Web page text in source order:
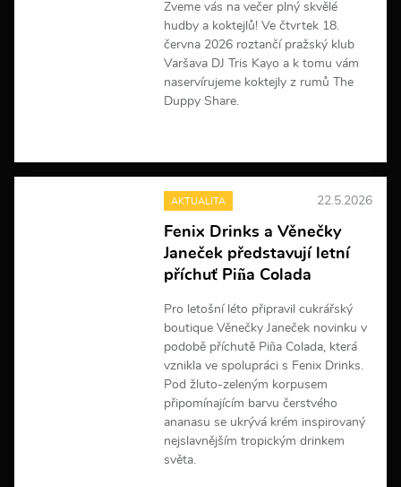
c
í
Zveme vás na večer plný skvělé
hudby a koktejlů! Ve čtvrtek 18.
června 2026 roztančí pražský klub
Varšava DJ Tris Kayo a k tomu vám
naservírujeme koktejly z rumů The
Duppy Share.
e
i
f
o
r
c
í
AKTUALITA 22.5.2026
Fenix Drinks a Věnečky
Janeček představují letní
příchuť Piña Colada
Pro letošní léto připravil cukrářský
boutique Věnečky Janeček novinku v
podobě příchutě Piña Colada, která
vznikla ve spolupráci s Fenix Drinks.
Pod žluto-zeleným korpusem
připomínajícím barvu čerstvého
ananasu se ukrývá krém inspirovaný
nejslavnějším tropickým drinkem
světa.